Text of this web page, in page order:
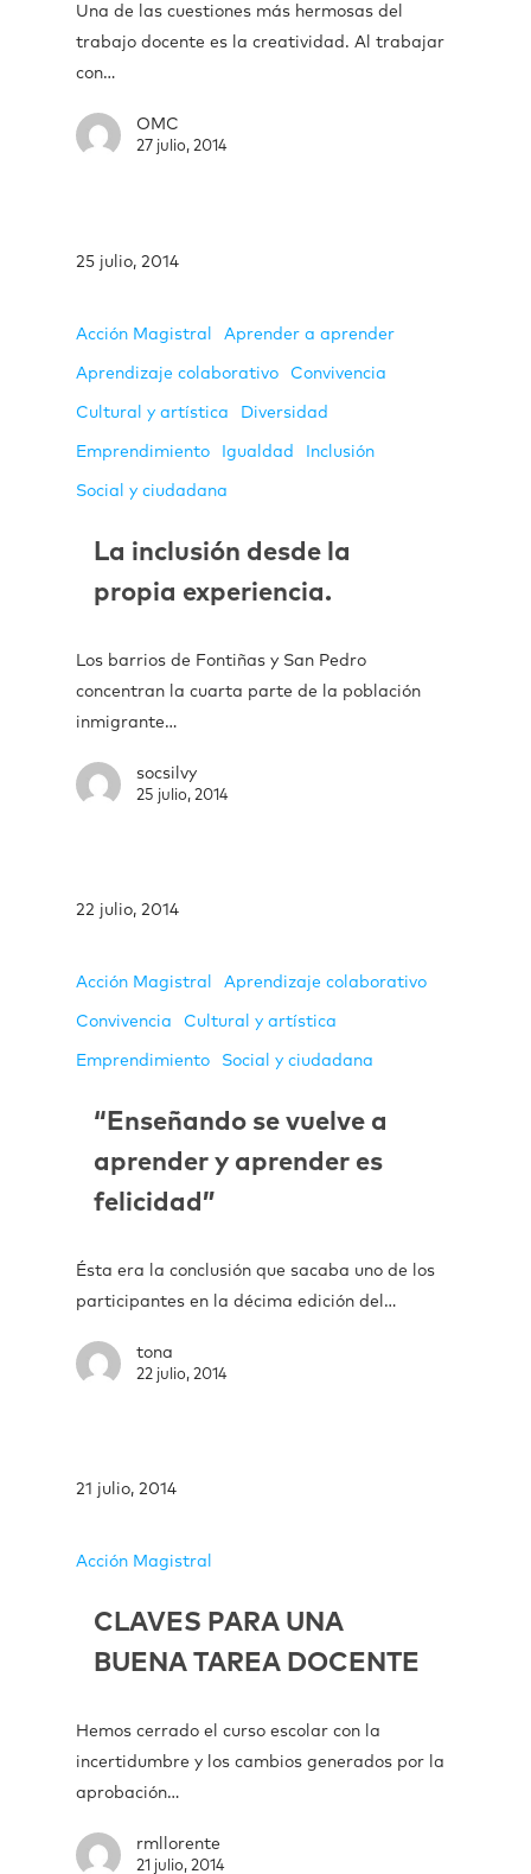
Una de las cuestiones más hermosas del
trabajo docente es la creatividad. Al trabajar
con…
OMC
27 julio, 2014
25 julio, 2014
Acción Magistral Aprender a aprender
Aprendizaje colaborativo Convivencia
Cultural y artística Diversidad
Emprendimiento Igualdad Inclusión
Social y ciudadana
La inclusión desde la
propia experiencia.
Los barrios de Fontiñas y San Pedro
concentran la cuarta parte de la población
inmigrante…
socsilvy
25 julio, 2014
22 julio, 2014
Acción Magistral Aprendizaje colaborativo
Convivencia Cultural y artística
Emprendimiento Social y ciudadana
“Enseñando se vuelve a
aprender y aprender es
felicidad”
Ésta era la conclusión que sacaba uno de los
participantes en la décima edición del…
tona
22 julio, 2014
21 julio, 2014
Acción Magistral
CLAVES PARA UNA
BUENA TAREA DOCENTE
Hemos cerrado el curso escolar con la
incertidumbre y los cambios generados por la
aprobación…
rmllorente
21 julio, 2014